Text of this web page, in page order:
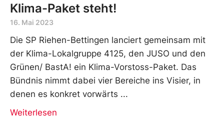
Klima-Paket steht!
16. Mai 2023
Die SP Riehen-Bettingen lanciert gemeinsam mit
der Klima-Lokalgruppe 4125, den JUSO und den
Grünen/ BastA! ein Klima-Vorstoss-Paket. Das
Bündnis nimmt dabei vier Bereiche ins Visier, in
denen es konkret vorwärts
Weiterlesen